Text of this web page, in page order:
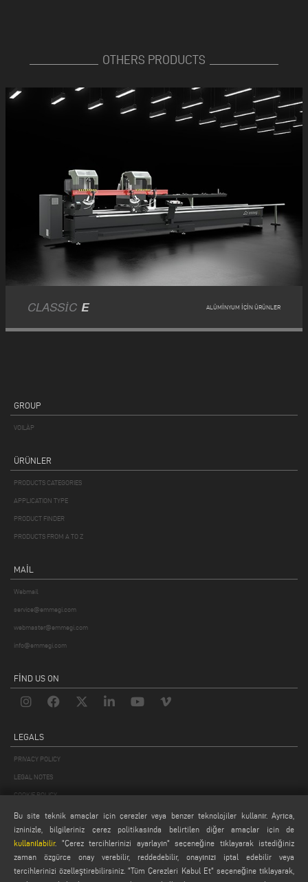
OTHERS PRODUCTS
CLASSIC E ALÜMINYUM IÇIN ÜRÜNLER
GROUP
VOILÀP
ÜRÜNLER
PRODUCTS CATEGORIES
APPLICATION TYPE
PRODUCT FINDER
PRODUCTS FROM A TO Z
MAIL
Webmail
service@emmegi.com
webmaster@emmegi.com
info@emmegi.com
FIND US ON
LEGALS
PRIVACY POLICY
LEGAL NOTES
COOKIE POLICY
GENERAL TERMS AND CONDITIONS OF SALE
GENEL DAĞITIM KOŞULLARI
ÇEREZ AYARLARI
Bu site teknik amaçlar için çerezler veya benzer teknolojiler kullanır. Ayrıca,
izninizle, bilgileriniz çerez politikasında belirtilen diğer amaçlar için de
kullanılabilir. "Çerez tercihlerinizi ayarlayın" seçeneğine tıklayarak istediğiniz
zaman özgürce onay verebilir, reddedebilir, onayınızı iptal edebilir veya
tercihlerinizi özelleştirebilirsiniz. "Tüm Çerezleri Kabul Et" seçeneğine tıklayarak,